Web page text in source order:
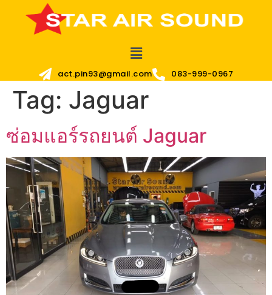
act.pin93@gmail.com 083-999-0967
Tag: Jaguar
ซ่อมแอร์รถยนต์ Jaguar